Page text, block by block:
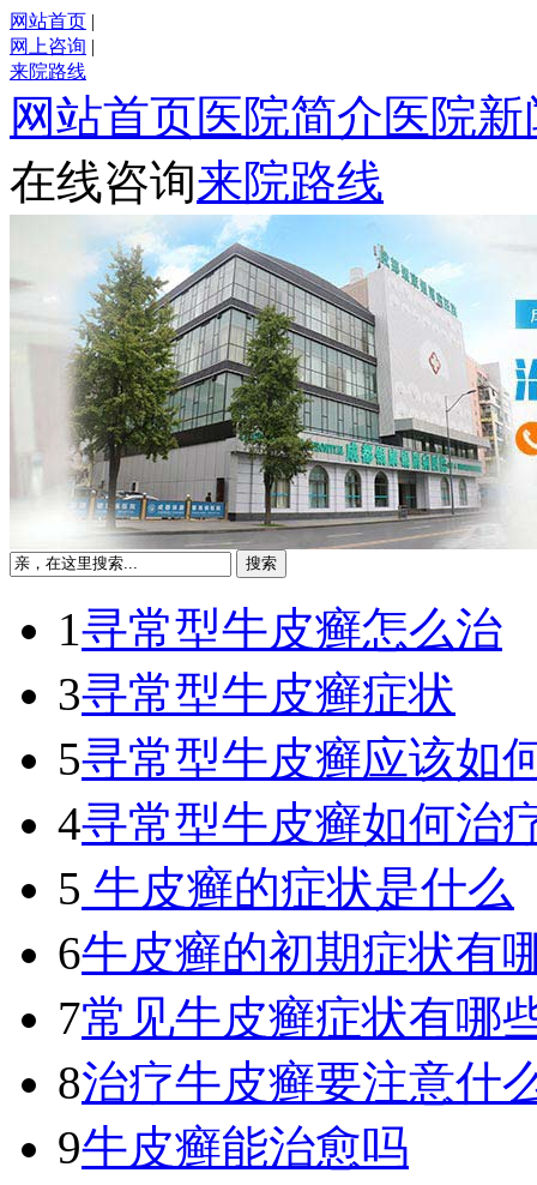
网站首页 |
网上咨询 |
来院路线
网站首页医院简介医院新
在线咨询来院路线
1寻常型牛皮癣怎么治
3寻常型牛皮癣症状
5寻常型牛皮癣应该如
4寻常型牛皮癣如何治
5 牛皮癣的症状是什么
6牛皮癣的初期症状有
7常见牛皮癣症状有哪
8治疗牛皮癣要注意什
9牛皮癣能治愈吗